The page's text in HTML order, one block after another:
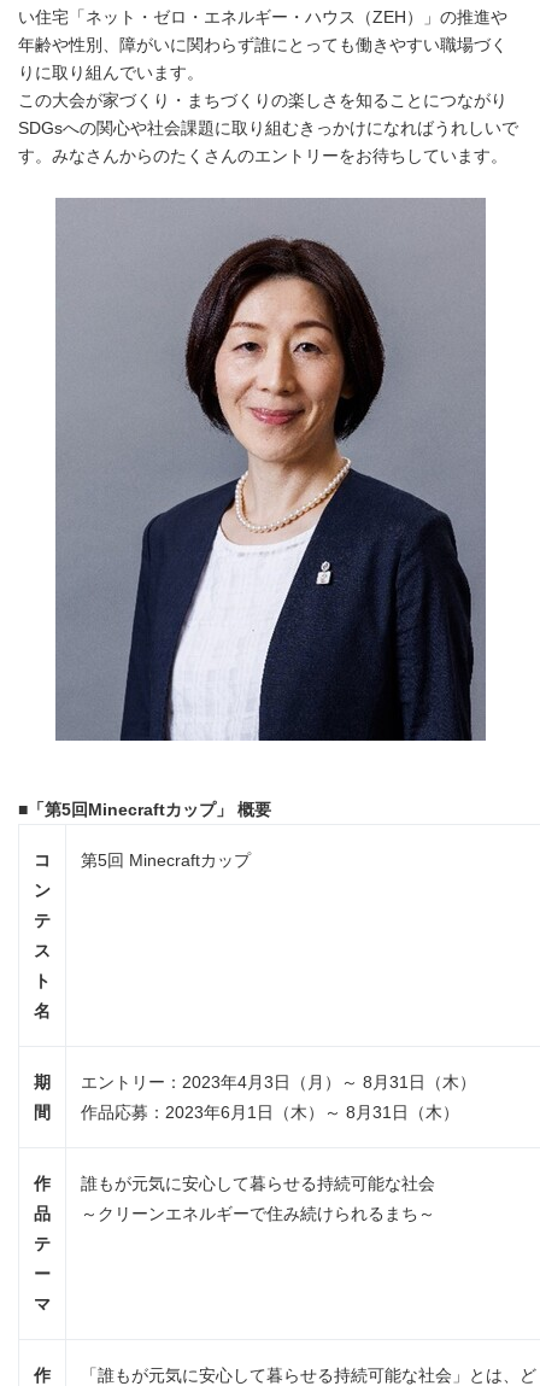
い住宅「ネット・ゼロ・エネルギー・ハウス（ZEH）」の推進や
年齢や性別、障がいに関わらず誰にとっても働きやすい職場づく
りに取り組んでいます。
この大会が家づくり・まちづくりの楽しさを知ることにつながり
SDGsへの関心や社会課題に取り組むきっかけになればうれしいで
す。みなさんからのたくさんのエントリーをお待ちしています。
■ 「第5回 Minecraftカップ」 概要
コ
ン
テ
ス
ト
名
第5回 Minecraftカップ
期
間
エントリー：2023年4月3日（月）～ 8月31日（木）
作品応募：2023年6月1日（木）～ 8月31日（木）
作
品
テ
ー
マ
誰もが元気に安心して暮らせる持続可能な社会
～クリーンエネルギーで住み続けられるまち～
作 「誰もが元気に安心して暮らせる持続可能な社会」とは、ど